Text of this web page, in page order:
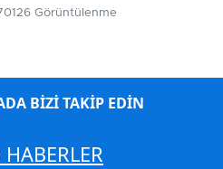
Görüntülenme
BİZİ TAKİP EDİN